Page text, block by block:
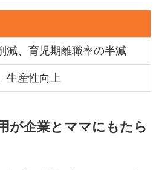
減、育児期離職率の半減
生産性向上
が企業とママにもたら